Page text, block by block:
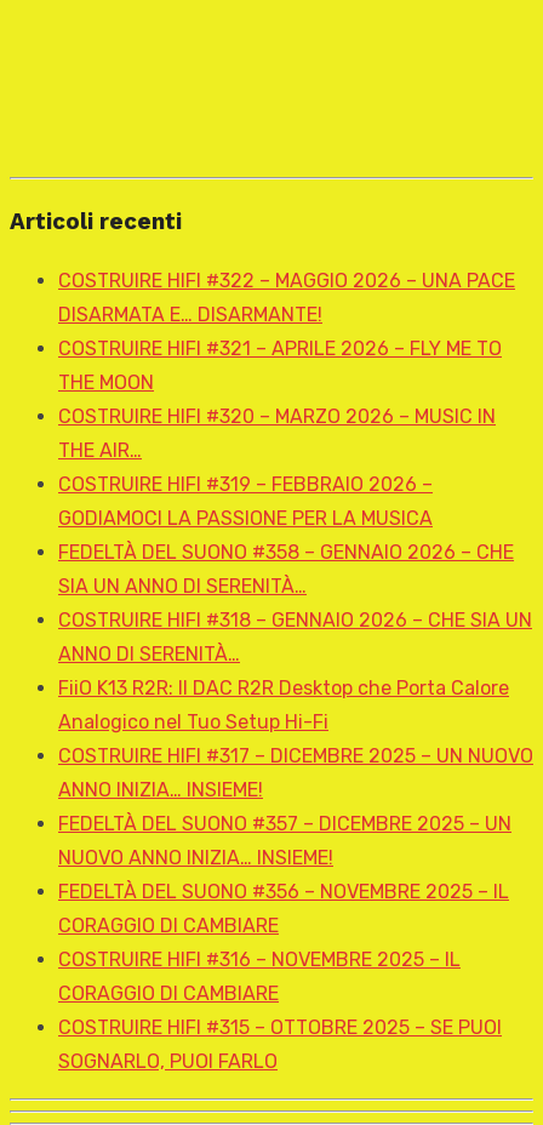
Articoli recenti
COSTRUIRE HIFI #322 – MAGGIO 2026 – UNA PACE
DISARMATA E… DISARMANTE!
COSTRUIRE HIFI #321 – APRILE 2026 – FLY ME TO
THE MOON
COSTRUIRE HIFI #320 – MARZO 2026 – MUSIC IN
THE AIR…
COSTRUIRE HIFI #319 – FEBBRAIO 2026 –
GODIAMOCI LA PASSIONE PER LA MUSICA
FEDELTÀ DEL SUONO #358 – GENNAIO 2026 – CHE
SIA UN ANNO DI SERENITÀ…
COSTRUIRE HIFI #318 – GENNAIO 2026 – CHE SIA UN
ANNO DI SERENITÀ…
FiiO K13 R2R: Il DAC R2R Desktop che Porta Calore
Analogico nel Tuo Setup Hi-Fi
COSTRUIRE HIFI #317 – DICEMBRE 2025 – UN NUOVO
ANNO INIZIA… INSIEME!
FEDELTÀ DEL SUONO #357 – DICEMBRE 2025 – UN
NUOVO ANNO INIZIA… INSIEME!
FEDELTÀ DEL SUONO #356 – NOVEMBRE 2025 – IL
CORAGGIO DI CAMBIARE
COSTRUIRE HIFI #316 – NOVEMBRE 2025 – IL
CORAGGIO DI CAMBIARE
COSTRUIRE HIFI #315 – OTTOBRE 2025 – SE PUOI
SOGNARLO, PUOI FARLO